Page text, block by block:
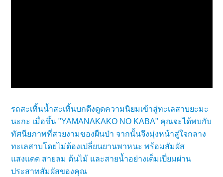
รถสะเทิ้นน้ำสะเทิ้นบกดึงดูดความนิยมเข้าสู่ทะเลสาบยะมะ
นะกะ เมื่อขึ้น "YAMANAKAKO NO KABA" คุณจะได้พบกับ
ทัศนียภาพที่สวยงามของผืนป่า จากนั้นจึงมุ่งหน้าสู่ใจกลาง
ทะเลสาบโดยไม่ต้องเปลี่ยนยานพาหนะ พร้อมสัมผัส
แสงแดด สายลม ต้นไม้ และสายน้ำอย่างเต็มเปี่ยมผ่าน
ประสาทสัมผัสของคุณ